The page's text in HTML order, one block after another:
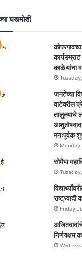
घडामोडी
काळे यांना
जनतेच्या
वाटेवरील
तालुक्याचे
मनःपूर्वक
सोमैया
निर्णयक्षम